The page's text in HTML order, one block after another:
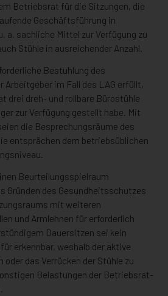
Betriebsrat für die Sitzungen, die
Geschäftsführung in
a. sachliche Mittel zur Verfügung zu
Stühle in ausreichender Anzahl.
Bestuhlung des
im Fall des LAG erfüllt,
drei dreh- und rollbare Bürostühle
zur Verfügung gestellt habe. Mit
die Besprechungsräume des
entsprächen dem betriebsüblichen
Beurteilungsspielraum
Gründen des Gesundheitsschutzes
mit weiteren
und Armlehnen für erforderlich
Dauersitzen sei kein
erkennbar, weshalb der aktive
das Verrücken der Stühle zu
Belastungen der Betriebsrat-